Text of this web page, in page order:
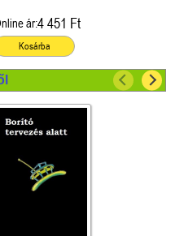
ár:4 451 Ft
Kosárba